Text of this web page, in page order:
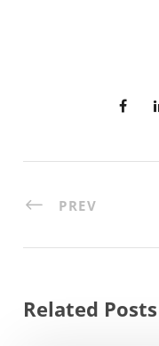
PREV
Related Posts